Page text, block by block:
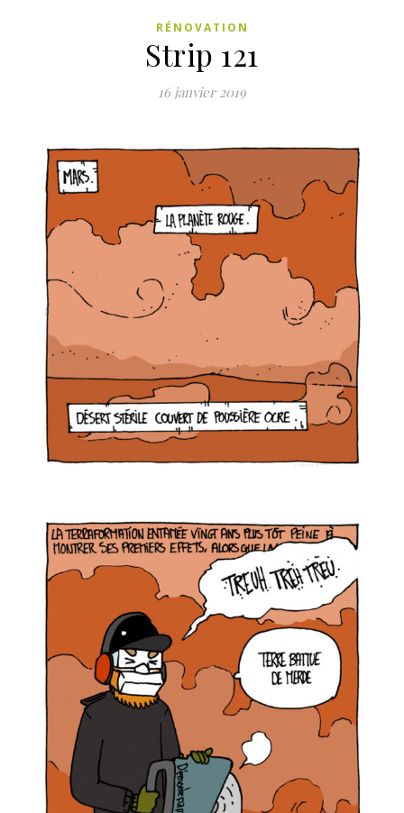
RÉNOVATION
Strip 121
16 janvier 2019